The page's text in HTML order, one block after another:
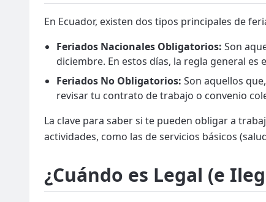
En Ecuador, existen dos tipos principales de
Feriados Nacionales Obligatorios: Son
diciembre. En estos días, la regla general es
Feriados No Obligatorios: Son aquellos
revisar tu contrato de trabajo o convenio
La clave para saber si te pueden obligar a
actividades, como las de servicios básicos
¿Cuándo es Legal (e